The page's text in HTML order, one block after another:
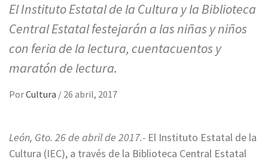
El Instituto Estatal de la Cultura y la Biblioteca
Central Estatal festejarán a las niñas y niños
con feria de la lectura, cuentacuentos y
maratón de lectura.
PorCultura / 26 abril, 2017
León, Gto. 26 de abril de 2017.- El Instituto Estatal de la
Cultura (IEC), a través de la Biblioteca Central Estatal